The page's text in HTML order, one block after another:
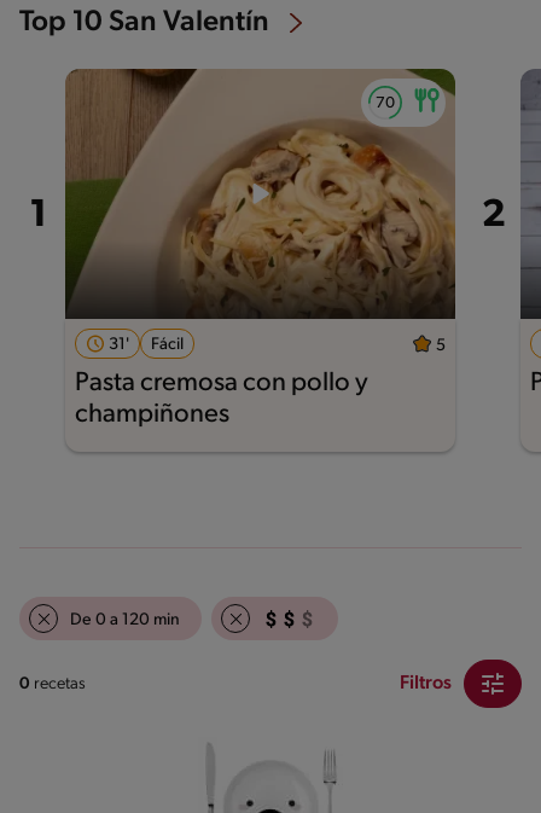
Top 10 San Valentín
31' Fácil 5
Pasta cremosa con pollo y
champiñones
De 0 a 120 min
0 recetas Filtros